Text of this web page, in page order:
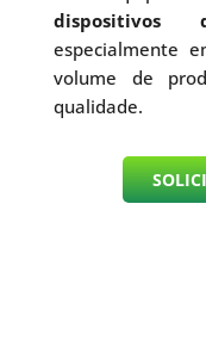
dispositivos
especialmente
volume de
qualidade.